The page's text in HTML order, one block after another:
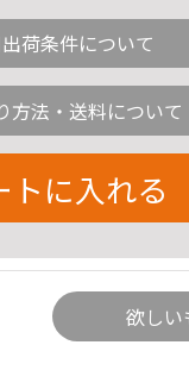
荷条件について
方法・送料について
トに入れる
欲しい